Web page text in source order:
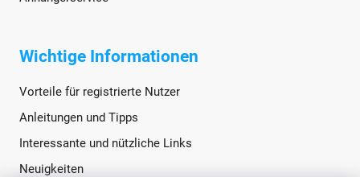
Wichtige Informationen
Vorteile für registrierte Nutzer
Anleitungen und Tipps
Interessante und nützliche Links
Neuigkeiten